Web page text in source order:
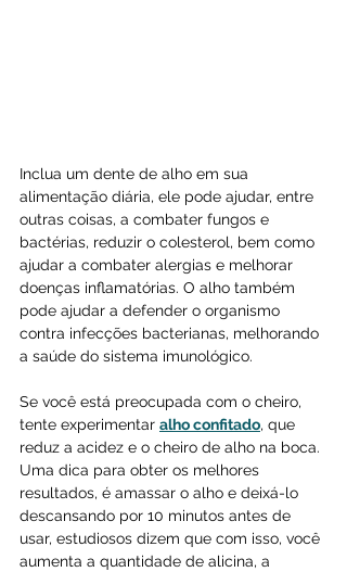
Inclua um dente de alho em sua
alimentação diária, ele pode ajudar, entre
outras coisas, a combater fungos e
bactérias, reduzir o colesterol, bem como
ajudar a combater alergias e melhorar
doenças inflamatórias. O alho também
pode ajudar a defender o organismo
contra infecções bacterianas, melhorando
a saúde do sistema imunológico.
Se você está preocupada com o cheiro,
tente experimentar alho confitado, que
reduz a acidez e o cheiro de alho na boca.
Uma dica para obter os melhores
resultados, é amassar o alho e deixá-lo
descansando por 10 minutos antes de
usar, estudiosos dizem que com isso, você
aumenta a quantidade de alicina, a